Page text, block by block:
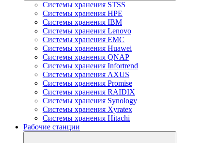
Системы хранения STSS
Системы хранения HPE
Системы хранения IBM
Системы хранения Lenovo
Системы хранения EMC
Системы хранения Huawei
Системы хранения QNAP
Системы хранения Infortrend
Системы хранения AXUS
Системы хранения Promise
Системы хранения RAIDIX
Системы хранения Synology
Системы хранения Xyratex
Системы хранения Hitachi
Рабочие станции